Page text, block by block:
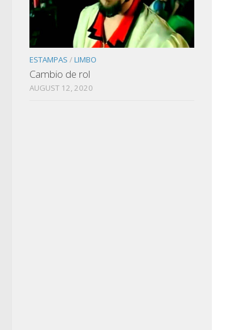
ESTAMPAS /LIMBO
Cambio de rol
AUGUST 12, 2020